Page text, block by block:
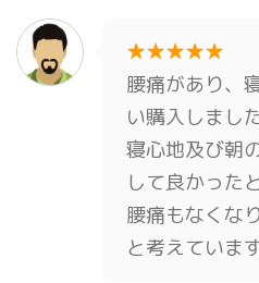
★★★★★
腰痛があり、
い購入しました
寝心地及び朝
して良かった
腰痛もなくな
と考えています